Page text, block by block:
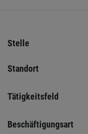
Stelle
Standort
Tätigkeitsfeld
Beschäftigungsart